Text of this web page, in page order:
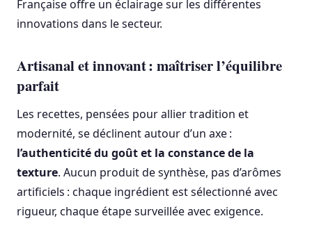
Française offre un éclairage sur les différentes
innovations dans le secteur.
Artisanal et innovant : maîtriser l’équilibre
parfait
Les recettes, pensées pour allier tradition et
modernité, se déclinent autour d’un axe :
l’authenticité du goût et la constance de la
texture. Aucun produit de synthèse, pas d’arômes
artificiels : chaque ingrédient est sélectionné avec
rigueur, chaque étape surveillée avec exigence.